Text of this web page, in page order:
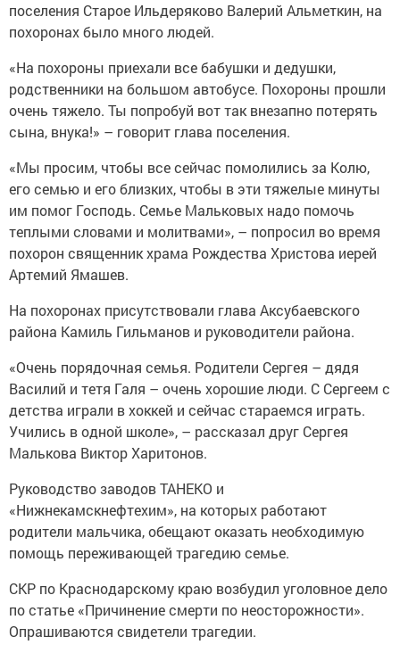
поселения Старое Ильдеряково Валерий Альметкин, на
похоронах было много людей.
«На похороны приехали все бабушки и дедушки,
родственники на большом автобусе. Похороны прошли
очень тяжело. Ты попробуй вот так внезапно потерять
сына, внука!» – говорит глава поселения.
«Мы просим, чтобы все сейчас помолились за Колю,
его семью и его близких, чтобы в эти тяжелые минуты
им помог Господь. Семье Мальковых надо помочь
теплыми словами и молитвами», – попросил во время
похорон священник храма Рождества Христова иерей
Артемий Ямашев.
На похоронах присутствовали глава Аксубаевского
района Камиль Гильманов и руководители района.
«Очень порядочная семья. Родители Сергея – дядя
Василий и тетя Галя – очень хорошие люди. С Сергеем с
детства играли в хоккей и сейчас стараемся играть.
Учились в одной школе», – рассказал друг Сергея
Малькова Виктор Харитонов.
Руководство заводов ТАНЕКО и
«Нижнекамскнефтехим», на которых работают
родители мальчика, обещают оказать необходимую
помощь переживающей трагедию семье.
СКР по Краснодарскому краю возбудил уголовное дело
по статье «Причинение смерти по неосторожности».
Опрашиваются свидетели трагедии.